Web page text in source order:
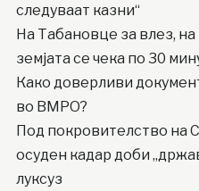
следуваат казни“
На Табановце за влез,
земјата се чека по 30
Како доверливи
во ВМРО?
Под покровителство
осуден кадар доби
луксуз